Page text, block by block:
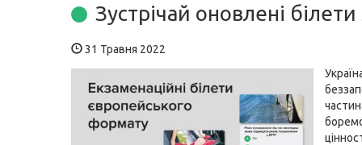
Зустрічай оновлені
31 Травня 2022